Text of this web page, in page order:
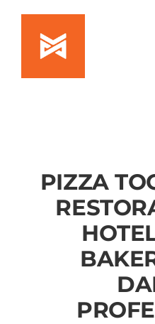
Skip
content
PIZZA